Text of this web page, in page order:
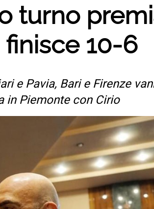
turno
10-6
e Pavia, Bari e Firenze
in Piemonte con Cirio